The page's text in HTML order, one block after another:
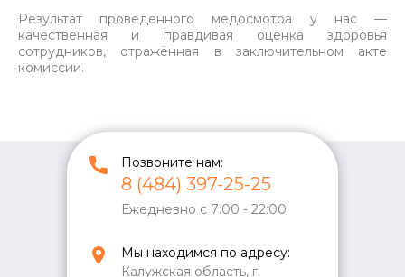
Результат проведённого медосмотра у нас —
качественная и правдивая оценка здоровья
сотрудников, отражённая в заключительном акте
комиссии.
Позвоните нам:
8 (484) 397-25-25
Ежедневно с 7:00 - 22:00
Мы находимся по адресу:
Калужская область, г.